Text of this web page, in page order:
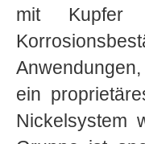
mit Kupfer
ein
Nickelsystem